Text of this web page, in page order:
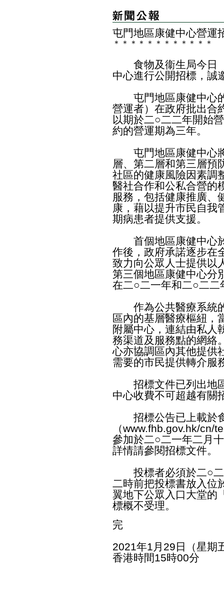
屯門地區康健中心營運
＊ ＊ ＊ ＊ ＊ ＊ ＊ ＊ ＊ ＊ ＊ ＊
食物及衞生局今日（
中心進行公開招標，誠
屯門地區康健中心的
營運者）在政府批出合
以期於二○二二年開始
約的營運期為三年。
屯門地區康健中心將
層、第二層和第三層預
社區的健康風險因素調
醫社合作和公私合營的
服務，包括健康推廣、
康，藉以提升市民自我
期病患者提供支援。
首個地區康健中心於
作後，政府承諾逐步在
致力向公眾人士提供以
第三個地區康健中心分
在二○二一年和二○二二
作為公共醫療系統的
區內的基層醫療樞紐，
附屬中心，連結由私人
務渠道及服務點的網絡
心亦協調區內其他提供
需要的市民提供轉介服
招標文件已列出地區
中心收費不可超越有關
招標公告已上載於
（www.fhb.gov.hk/cn/
參加於二○二一年二月
詳情請參閱招標文件。
投標者必須於二○二
二時前把投標書放入位
翼地下公眾入口大堂的
標概不受理。
完
2021年1月29日（星期
香港時間15時00分